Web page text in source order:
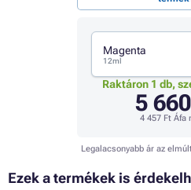
Magenta
12ml
Raktáron 1 db,
5
4 457 Ft Áfa
Legalacsonyabb ár az
Ezek a termékek is